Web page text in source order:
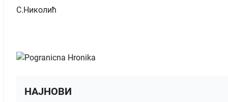
С.Николић
НАЈНОВИ